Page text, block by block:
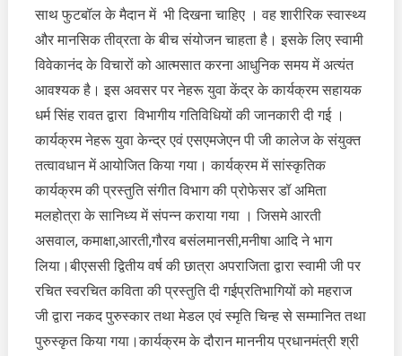
साथ फुटबॉल के मैदान में भी दिखना चाहिए । वह शारीरिक स्वास्थ्य
और मानसिक तीव्रता के बीच संयोजन चाहता है। इसके लिए स्वामी
विवेकानंद के विचारों को आत्मसात करना आधुनिक समय में अत्यंत
आवश्यक है। इस अवसर पर नेहरू युवा केंद्र के कार्यक्रम सहायक
धर्म सिंह रावत द्वारा विभागीय गतिविधियों की जानकारी दी गई ।
कार्यक्रम नेहरू युवा केन्द्र एवं एसएमजेएन पी जी कालेज के संयुक्त
तत्वावधान में आयोजित किया गया। कार्यक्रम में सांस्कृतिक
कार्यक्रम की प्रस्तुति संगीत विभाग की प्रोफेसर डॉ अमिता
मलहोत्रा के सानिध्य में संपन्न कराया गया । जिसमे आरती
असवाल, कमाक्षा,आरती,गौरव बसंलमानसी,मनीषा आदि ने भाग
लिया।बीएससी द्वितीय वर्ष की छात्रा अपराजिता द्वारा स्वामी जी पर
रचित स्वरचित कविता की प्रस्तुति दी गईप्रतिभागियों को महराज
जी द्वारा नकद पुरुस्कार तथा मेडल एवं स्मृति चिन्ह से सम्मानित तथा
पुरुस्कृत किया गया।कार्यक्रम के दौरान माननीय प्रधानमंत्री श्री